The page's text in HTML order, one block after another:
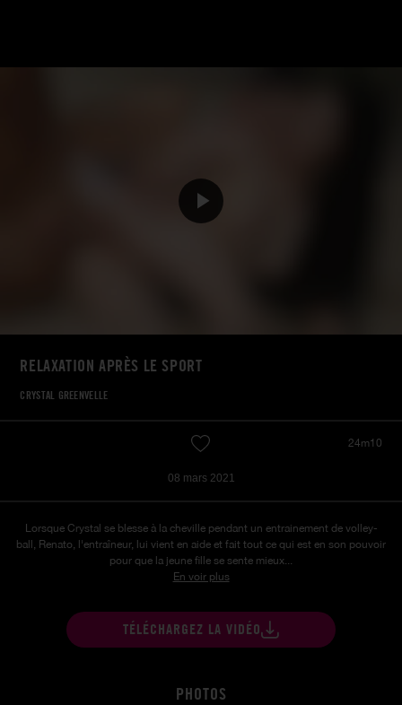
RELAXATION APRÈS LE SPORT
CRYSTAL GREENVELLE
24m10
08 mars 2021
Lorsque Crystal se blesse à la cheville pendant un entrainement de volley-
ball, Renato, l'entraîneur, lui vient en aide et fait tout ce qui est en son pouvoir
pour que la jeune fille se sente mieux...
En voir plus
TÉLÉCHARGEZ LA VIDÉO
PHOTOS